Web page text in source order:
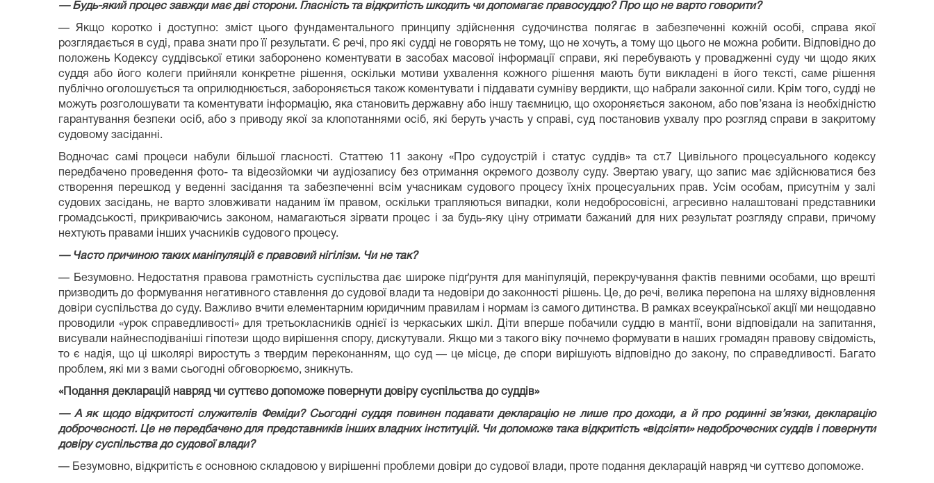
— Будь-який процес завжди має дві сторони. Гласність та відкритість шкодить чи допомагає правосуддю? Про що не варто говорити?
— Якщо коротко і доступно: зміст цього фундаментального принципу здійснення судочинства полягає в забезпеченні кожній особі, справа якої
розглядається в суді, права знати про її результати. Є речі, про які судді не говорять не тому, що не хочуть, а тому що цього не можна робити. Відповідно до
положень Кодексу суддівської етики заборонено коментувати в засобах масової інформації справи, які перебувають у провадженні суду чи щодо яких
суддя або його колеги прийняли конкретне рішення, оскільки мотиви ухвалення кожного рішення мають бути викладені в його тексті, саме рішення
публічно оголошується та оприлюднюється, забороняється також коментувати і піддавати сумніву вердикти, що набрали законної сили. Крім того, судді не
можуть розголошувати та коментувати інформацію, яка становить державну або іншу таємницю, що охороняється законом, або пов’язана із необхідністю
гарантування безпеки осіб, або з приводу якої за клопотаннями осіб, які беруть участь у справі, суд постановив ухвалу про розгляд справи в закритому
судовому засіданні.
Водночас самі процеси набули більшої гласності. Статтею 11 закону «Про судоустрій і статус суддів» та ст.7 Цивільного процесуального кодексу
передбачено проведення фото- та відеозйомки чи аудіозапису без отримання окремого дозволу суду. Звертаю увагу, що запис має здійснюватися без
створення перешкод у веденні засідання та забезпеченні всім учасникам судового процесу їхніх процесуальних прав. Усім особам, присутнім у залі
судових засідань, не варто зловживати наданим їм правом, оскільки трапляються випадки, коли недобросовісні, агресивно налаштовані представники
громадськості, прикриваючись законом, намагаються зірвати процес і за будь-яку ціну отримати бажаний для них результат розгляду справи, причому
нехтують правами інших учасників судового процесу.
— Часто причиною таких маніпуляцій є правовий нігілізм. Чи не так?
— Безумовно. Недостатня правова грамотність суспільства дає широке підґрунтя для маніпуляцій, перекручування фактів певними особами, що врешті
призводить до формування негативного ставлення до судової влади та недовіри до законності рішень. Це, до речі, велика перепона на шляху відновлення
довіри суспільства до суду. Важливо вчити елементарним юридичним правилам і нормам із самого дитинства. В рамках всеукраїнської акції ми нещодавно
проводили «урок справедливості» для третьокласників однієї із черкаських шкіл. Діти вперше побачили суддю в мантії, вони відповідали на запитання,
висували найнесподіваніші гіпотези щодо вирішення спору, дискутували. Якщо ми з такого віку почнемо формувати в наших громадян правову свідомість,
то є надія, що ці школярі виростуть з твердим переконанням, що суд — це місце, де спори вирішують відповідно до закону, по справедливості. Багато
проблем, які ми з вами сьогодні обговорюємо, зникнуть.
«Подання декларацій навряд чи суттєво допоможе повернути довіру суспільства до суддів»
— А як щодо відкритості служителів Феміди? Сьогодні суддя повинен подавати декларацію не лише про доходи, а й про родинні зв’язки, декларацію
доброчесності. Це не передбачено для представників інших владних інституцій. Чи допоможе така відкритість «відсіяти» недоброчесних суддів і повернути
довіру суспільства до судової влади?
— Безумовно, відкритість є основною складовою у вирішенні проблеми довіри до судової влади, проте подання декларацій навряд чи суттєво допоможе.